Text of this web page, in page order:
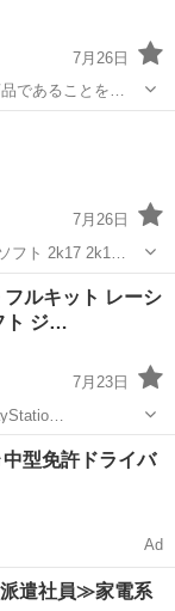
7月26日
であることを…
7月26日
フト 2k17 2k1…
フルキット レーシ
ト ジ…
7月23日
中型免許ドライバ
Ad
遣社員≫家電系